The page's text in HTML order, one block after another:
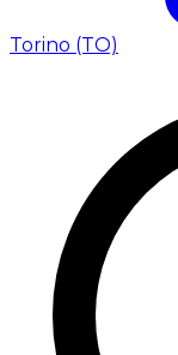
Torino (TO)